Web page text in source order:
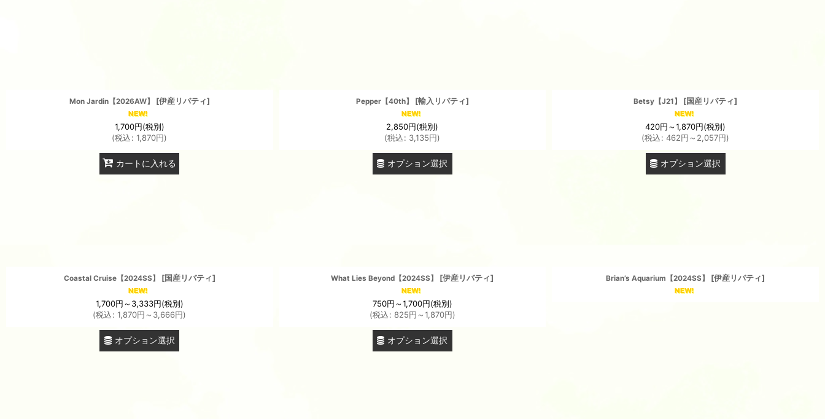
Mon Jardin【2026AW】 [伊産リバティ]
1,700円(税別)
(税込: 1,870円)
カートに入れる
Pepper【40th】 [輸入リバティ]
2,850円(税別)
(税込: 3,135円)
オプション選択
Betsy【J21】 [国産リバティ]
420円～1,870円(税別)
(税込: 462円 ～2,057円)
オプション選択
Coastal Cruise【2024SS】 [国産リバティ]
1,700円～3,333円(税別)
(税込: 1,870円 ～3,666円)
オプション選択
What Lies Beyond【2024SS】 [伊産リバティ]
750円～1,700円(税別)
(税込: 825円 ～1,870円)
オプション選択
Brian’s Aquarium【2024SS】 [伊産リバティ]